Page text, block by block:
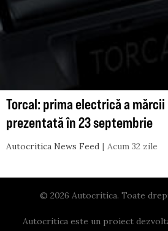
Torcal: prima electrică a
prezentată în 23 septembrie
Autocritica News Feed Acum 32 zile
© 2026 Autocritica. Toate
Autocritica este un proiect